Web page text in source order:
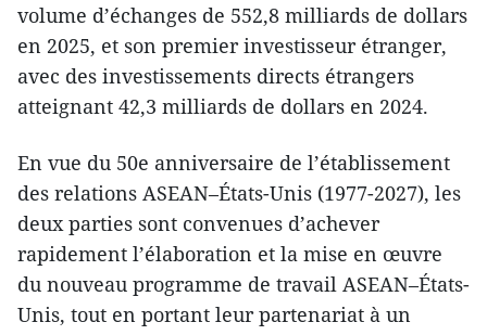
volume d’échanges de 552,8 milliards de dollars
en 2025, et son premier investisseur étranger,
avec des investissements directs étrangers
atteignant 42,3 milliards de dollars en 2024.
En vue du 50e anniversaire de l’établissement
des relations ASEAN–États-Unis (1977-2027), les
deux parties sont convenues d’achever
rapidement l’élaboration et la mise en œuvre
du nouveau programme de travail ASEAN–États-
Unis, tout en portant leur partenariat à un